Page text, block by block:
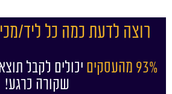
רוצה לדעת כמה כל ליד/
93% מהעסקים
יכולים לקבל
שקורה כרגע!